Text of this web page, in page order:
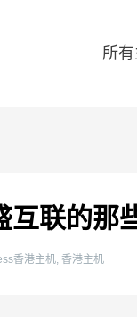
所
互联的那
香港主机, 香港主机